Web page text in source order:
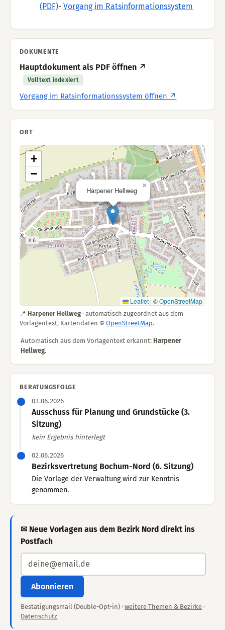
(PDF)-Vorgang im Ratsinformationssystem
DOKUMENTE
Hauptdokument als PDF öffnen ↗
Volltext indexiert
Vorgang im Ratsinformationssystem öffnen ↗
ORT
Harpener Hellweg
×
+
−
Leaflet | ©OpenStreetMap
📍Harpener Hellweg · automatisch zugeordnet aus dem
Vorlagentext, Kartendaten ©OpenStreetMap.
Automatisch aus dem Vorlagentext erkannt: Harpener
Hellweg.
BERATUNGSFOLGE
03.06.2026
Ausschuss für Planung und Grundstücke (3.
Sitzung)
kein Ergebnis hinterlegt
02.06.2026
Bezirksvertretung Bochum-Nord (6. Sitzung)
Die Vorlage der Verwaltung wird zur Kenntnis
genommen.
✉ Neue Vorlagen aus dem Bezirk Nord direkt ins
Postfach
Abonnieren
Bestätigungsmail (Double-Opt-in) ·weitere Themen & Bezirke ·
Datenschutz